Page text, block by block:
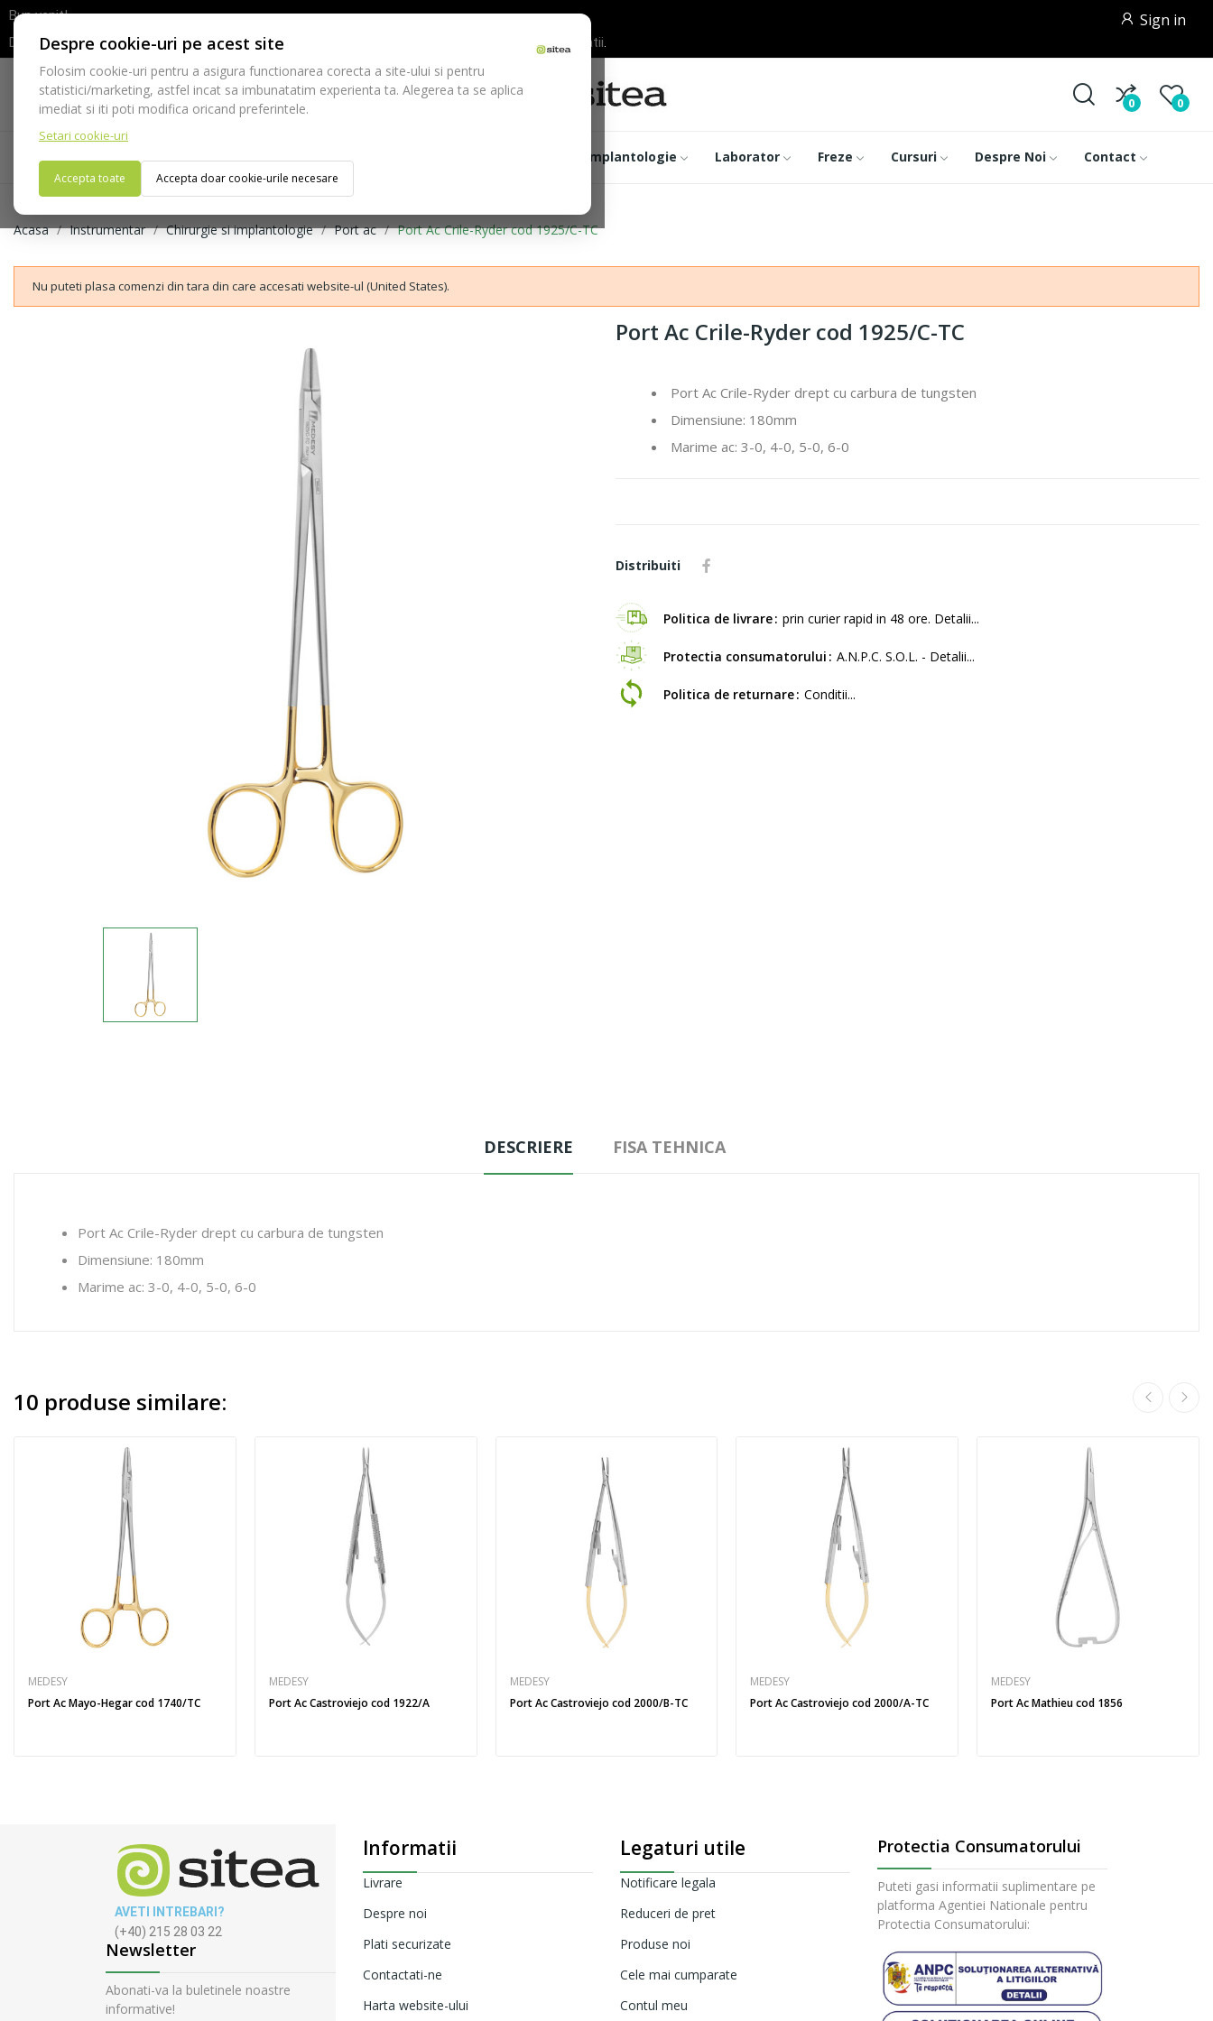
Despre cookie-uri pe acest site
Folosim cookie-uri pentru a asigura functionarea corecta a site-ului si pentru
statistici/marketing, astfel incat sa imbunatatim experienta ta. Alegerea ta se aplica
imediat si iti poti modifica oricand preferintele.
Setari cookie-uri
Accepta toate Accepta doar cookie-urile necesare
Bun venit!
Dupa efectuarea comenzii va rugam sa asteptati confirmarea stocurilor inainte de efectuarea platii.
Sign in
Telefon:
021-528 03 23
0 0
Acasa Consumabile Echipamente Implantologie Laborator Freze Cursuri Despre Noi Contact
Acasa Instrumentar Chirurgie si implantologie Port ac Port Ac Crile-Ryder cod 1925/C-TC
Nu puteti plasa comenzi din tara din care accesati website-ul (United States).
Port Ac Crile-Ryder cod 1925/C-TC
Port Ac Crile-Ryder drept cu carbura de tungsten
Dimensiune: 180mm
Marime ac: 3-0, 4-0, 5-0, 6-0
Distribuiti
Politica de livrare prin curier rapid in 48 ore. Detalii...
Protectia consumatorului A.N.P.C. S.O.L. - Detalii...
Politica de returnare Conditii...
DESCRIERE FISA TEHNICA
Port Ac Crile-Ryder drept cu carbura de tungsten
Dimensiune: 180mm
Marime ac: 3-0, 4-0, 5-0, 6-0
10 produse similare:
MEDESY
Port Ac Mayo-Hegar cod 1740/TC
MEDESY
Port Ac Castroviejo cod 1922/A
MEDESY
Port Ac Castroviejo cod 2000/B-TC
MEDESY
Port Ac Castroviejo cod 2000/A-TC
MEDESY
Port Ac Mathieu cod 1856
AVETI INTREBARI?
(+40) 215 28 03 22
Newsletter
Abonati-va la buletinele noastre
informative!
Informatii
Livrare
Despre noi
Plati securizate
Contactati-ne
Harta website-ului
Legaturi utile
Notificare legala
Reduceri de pret
Produse noi
Cele mai cumparate
Contul meu
Protectia Consumatorului
Puteti gasi informatii suplimentare pe
platforma Agentiei Nationale pentru
Protectia Consumatorului: